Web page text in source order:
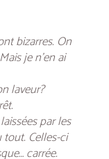
bizarres. On
je n’en ai
laveur?
par les
tout. Celles-ci
carrée.